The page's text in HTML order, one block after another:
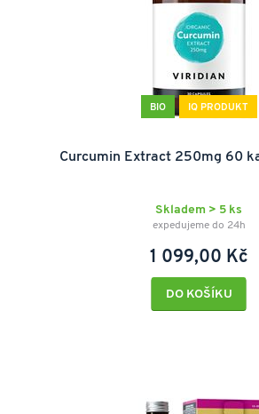
BIO IQ PRODUKT
Curcumin Extract 250mg 60
Skladem > 5 ks
expedujeme do 24h
1 099,00 Kč
DO KOŠÍKU